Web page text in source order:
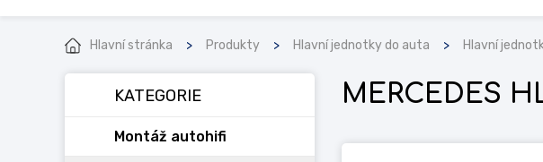
Hlavní stránka Produkty Hlavní jednotky do auta Hlavní
KATEGORIE
Montáž autohifi
MERCEDES